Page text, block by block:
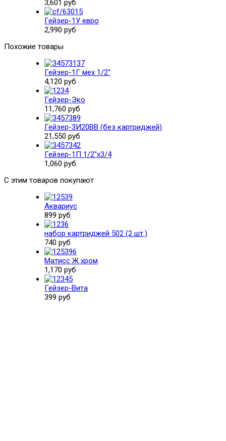
3,601 руб
Гейзер-1У евро
2,990 руб
Похожие товары
Гейзер-1Г мех 1/2"
4,120 руб
Гейзер-Эко
11,760 руб
Гейзер-3И20BB (без картриджей)
21,550 руб
Гейзер-1П 1/2"х3/4
1,060 руб
С этим товаров покупают
Аквариус
899 руб
набор картриджей 502 (2 шт.)
740 руб
Матисс Ж хром
1,170 руб
Гейзер-Вита
399 руб